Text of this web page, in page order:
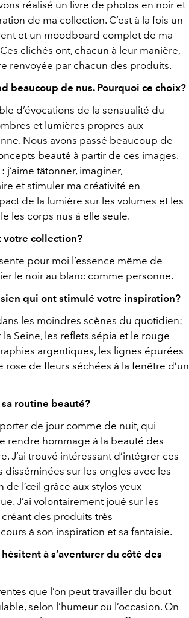
réalisé un livre de photos en noir et
de ma collection. C’est à la fois un
et un moodboard complet de ma
clichés ont, chacun à leur manière,
renvoyée par chacun des produits.
beaucoup de nus. Pourquoi ce choix?
d’évocations de la sensualité du
et lumières propres aux
Nous avons passé beaucoup de
beauté à partir de ces images.
tâtonner, imaginer,
et stimuler ma créativité en
de la lumière sur les volumes et les
les corps nus à elle seule.
votre collection?
pour moi l’essence même de
le noir au blanc comme personne.
qui ont stimulé votre inspiration?
les moindres scènes du quotidien:
Seine, les reflets sépia et le rouge
argentiques, les lignes épurées
de fleurs séchées à la fenêtre d’un
routine beauté?
de jour comme de nuit, qui
rendre hommage à la beauté des
J’ai trouvé intéressant d’intégrer ces
sur les ongles avec les
de l’œil grâce aux stylos yeux
J’ai volontairement joué sur les
des produits très
à son inspiration et sa fantaisie.
à s’aventurer du côté des
que l’on peut travailler du bout
selon l’humeur ou l’occasion. On